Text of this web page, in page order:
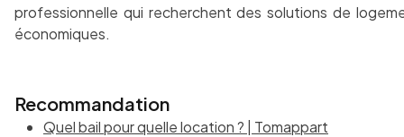
professionnelle qui recherchent des solutions de
économiques.
Recommandation
Quel bail pour quelle location ? | Tomappart